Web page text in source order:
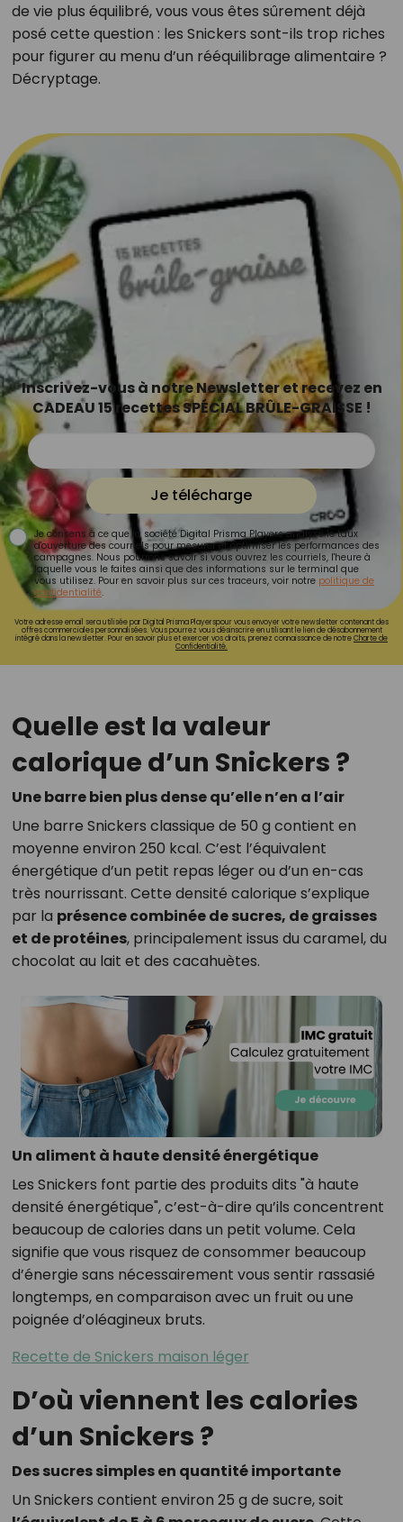
de vie plus équilibré, vous vous êtes sûrement déjà
posé cette question : les Snickers sont-ils trop riches
pour figurer au menu d’un rééquilibrage alimentaire ?
Décryptage.
Inscrivez-vous à notre Newsletter et recevez en
CADEAU 15 recettes SPÉCIAL BRÛLE-GRAISSE !
Je télécharge
Je consens à ce que la société Digital Prisma Players analyse le taux
d'ouverture des courriels pour mesurer et optimiser les performances des
campagnes. Nous pourrons savoir si vous ouvrez les courriels, l'heure à
laquelle vous le faites ainsi que des informations sur le terminal que
vous utilisez. Pour en savoir plus sur ces traceurs, voir notre politique de
confidentialité.
Votre adresse email sera utilisée par Digital Prisma Playerspour vous envoyer votre newsletter contenant des
offres commerciales personnalisées. Vous pourrez vous désinscrire en utilisant le lien de désabonnement
intégré dans la newsletter. Pour en savoir plus et exercer vos droits, prenez connaissance de notreCharte de
Confidentialité.
Quelle est la valeur
calorique d’un Snickers ?
Une barre bien plus dense qu’elle n’en a l’air
Une barre Snickers classique de 50 g contient en
moyenne environ 250 kcal. C’est l’équivalent
énergétique d’un petit repas léger ou d’un en-cas
très nourrissant. Cette densité calorique s’explique
par la présence combinée de sucres, de graisses
et de protéines, principalement issus du caramel, du
chocolat au lait et des cacahuètes.
Un aliment à haute densité énergétique
Les Snickers font partie des produits dits "à haute
densité énergétique", c’est-à-dire qu’ils concentrent
beaucoup de calories dans un petit volume. Cela
signifie que vous risquez de consommer beaucoup
d’énergie sans nécessairement vous sentir rassasié
longtemps, en comparaison avec un fruit ou une
poignée d’oléagineux bruts.
Recette de Snickers maison léger
D’où viennent les calories
d’un Snickers ?
Des sucres simples en quantité importante
Un Snickers contient environ 25 g de sucre, soit